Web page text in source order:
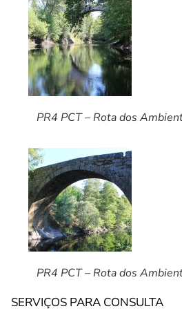
PR4 PCT – Rota dos
PR4 PCT – Rota dos
SERVIÇOS PARA CONSULTA